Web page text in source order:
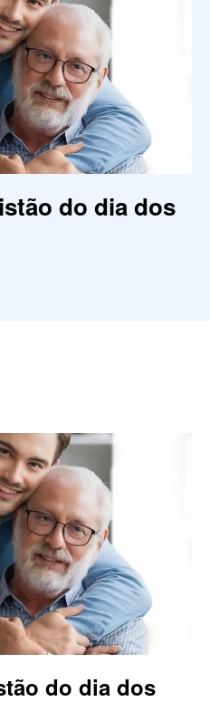
do dia dos
do dia dos